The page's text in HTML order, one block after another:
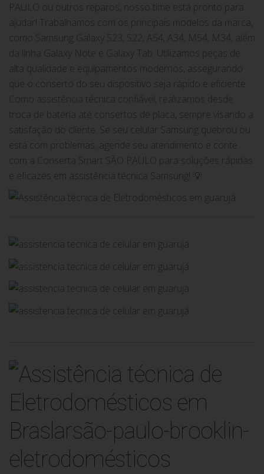
PAULO ou outros reparos, nosso time está pronto para
ajudar! Trabalhamos com os principais modelos da marca,
como Samsung Galaxy S23, S22, A54, A34, M54, M34, além
da linha Galaxy Note e Galaxy Tab. Utilizamos peças de
alta qualidade e equipamentos modernos, assegurando
que o conserto do seu dispositivo seja rápido e eficiente.
Como assistência técnica confiável, realizamos desde
troca de bateria até consertos de placa, sempre visando a
satisfação do cliente. Se seu celular Samsung quebrou ou
está com problemas, agende seu atendimento e conte
com a Conserta Smart SÃO PAULO para soluções rápidas
e eficazes em assistência técnica Samsung! 💡